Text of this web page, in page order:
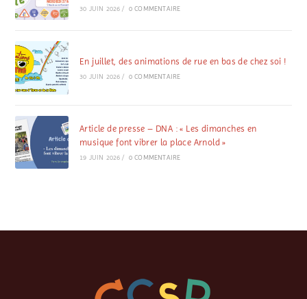
30 JUIN 2026 / 0 COMMENTAIRE
En juillet, des animations de rue en bas de chez soi !
30 JUIN 2026 / 0 COMMENTAIRE
Article de presse – DNA : « Les dimanches en
musique font vibrer la place Arnold »
19 JUIN 2026 / 0 COMMENTAIRE